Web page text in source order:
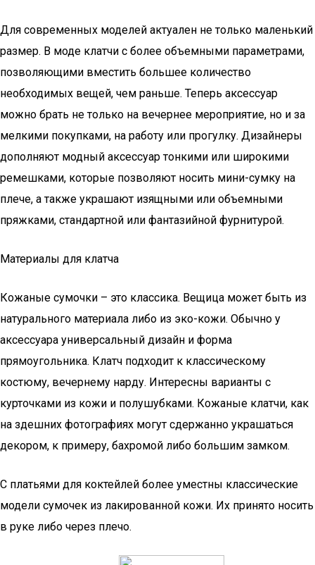
Для современных моделей актуален не только маленький
размер. В моде клатчи с более объемными параметрами,
позволяющими вместить большее количество
необходимых вещей, чем раньше. Теперь аксессуар
можно брать не только на вечернее мероприятие, но и за
мелкими покупками, на работу или прогулку. Дизайнеры
дополняют модный аксессуар тонкими или широкими
ремешками, которые позволяют носить мини-сумку на
плече, а также украшают изящными или объемными
пряжками, стандартной или фантазийной фурнитурой.
Материалы для клатча
Кожаные сумочки – это классика. Вещица может быть из
натурального материала либо из эко-кожи. Обычно у
аксессуара универсальный дизайн и форма
прямоугольника. Клатч подходит к классическому
костюму, вечернему нарду. Интересны варианты с
курточками из кожи и полушубками. Кожаные клатчи, как
на здешних фотографиях могут сдержанно украшаться
декором, к примеру, бахромой либо большим замком.
С платьями для коктейлей более уместны классические
модели сумочек из лакированной кожи. Их принято носить
в руке либо через плечо.